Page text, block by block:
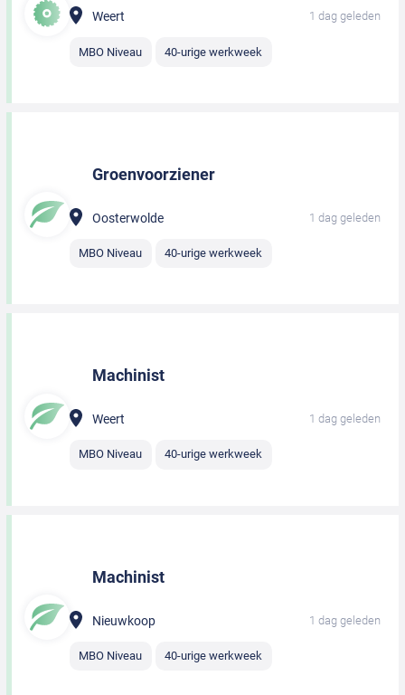
Weert 1 dag geleden
MBO Niveau 40-urige werkweek
Groenvoorziener
Oosterwolde 1 dag geleden
MBO Niveau 40-urige werkweek
Machinist
Weert 1 dag geleden
MBO Niveau 40-urige werkweek
Machinist
Nieuwkoop 1 dag geleden
MBO Niveau 40-urige werkweek